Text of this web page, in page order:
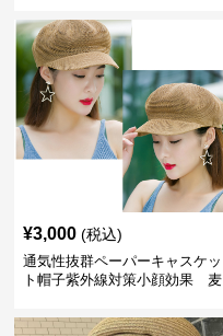
¥3,000 (税込)
通気性抜群ペーパーキャスケッ
ト帽子紫外線対策小顔効果 麦